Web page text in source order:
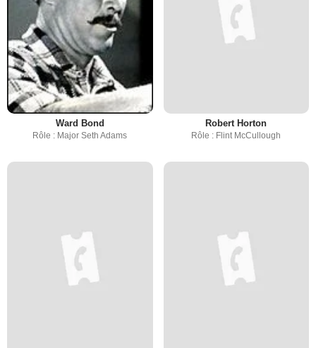
Ward Bond
Rôle : Major Seth Adams
Robert Horton
Rôle : Flint McCullough